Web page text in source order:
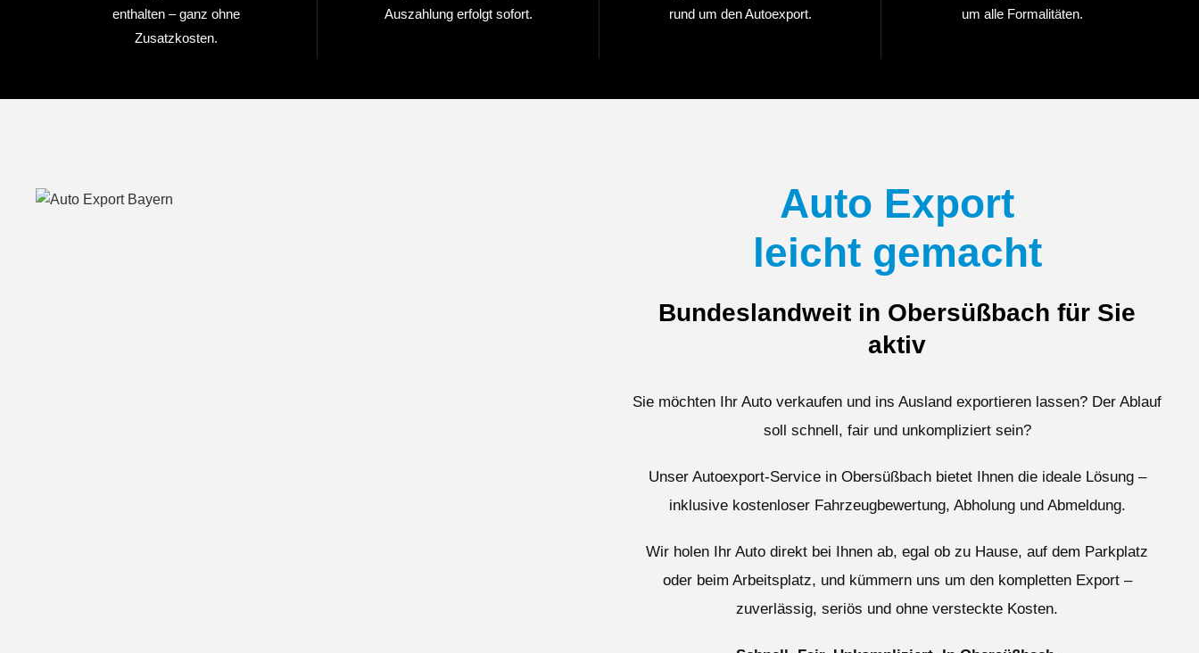
enthalten – ganz ohne
Zusatzkosten.
Auszahlung erfolgt sofort.
rund um den Autoexport.
um alle Formalitäten.
Auto Export
leicht gemacht
Bundeslandweit in Obersüßbach für Sie
aktiv
Sie möchten Ihr Auto verkaufen und ins Ausland exportieren lassen? Der Ablauf
soll schnell, fair und unkompliziert sein?
Unser Autoexport-Service in Obersüßbach bietet Ihnen die ideale Lösung –
inklusive kostenloser Fahrzeugbewertung, Abholung und Abmeldung.
Wir holen Ihr Auto direkt bei Ihnen ab, egal ob zu Hause, auf dem Parkplatz
oder beim Arbeitsplatz, und kümmern uns um den kompletten Export –
zuverlässig, seriös und ohne versteckte Kosten.